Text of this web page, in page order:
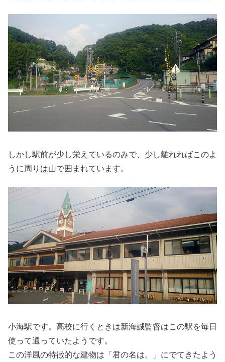
しかし駅前が少し栄えているのみで、少し離れればこのよ
うに周りは山で囲まれています。
小海駅です。高校に行くときは新海誠監督はこの駅を毎日
使って通っていたようです。
この洋風の特徴的な建物は「君の名は。」にでてきたよう